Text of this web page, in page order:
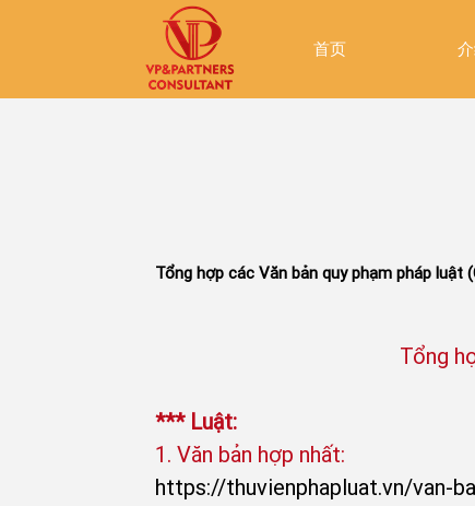
首页
Tổng hợp các Văn bản quy phạm pháp luật
Tổng
*** Luật:
1. Văn bản hợp nhất:
https://thuvienphapluat.vn/van-